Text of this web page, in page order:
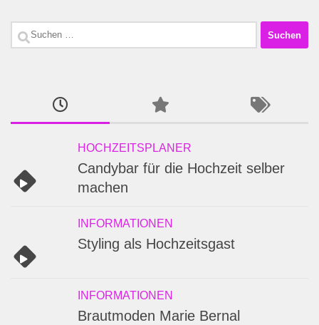
Suchen
HOCHZEITSPLANER
Candybar für die Hochzeit selber
machen
INFORMATIONEN
Styling als Hochzeitsgast
INFORMATIONEN
Brautmoden Marie Bernal